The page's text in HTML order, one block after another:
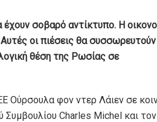
σοβαρό αντίκτυπο. Η
οι πιέσεις θα συσσωρευτούν
θέση της Ρωσίας σε
Ούρσουλα φον ντερ Λάιεν σε
Charles Michel και